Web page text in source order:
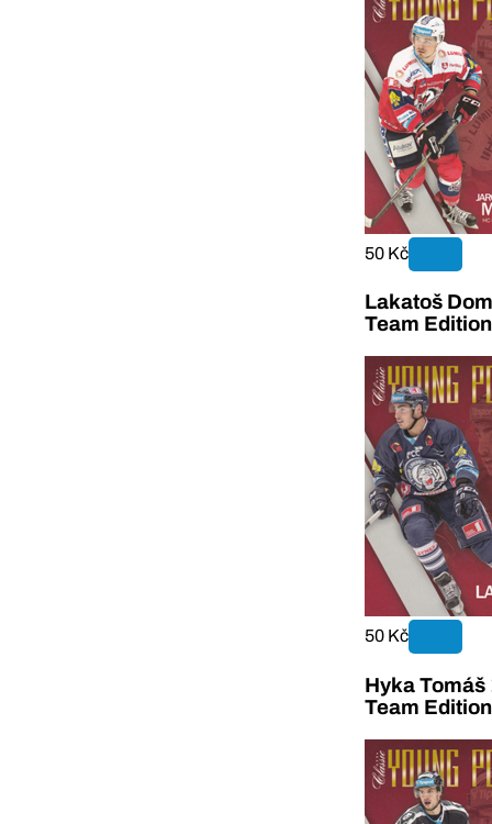
50 Kč
Lakatoš
Team
50 Kč
Hyka Tomáš
Team